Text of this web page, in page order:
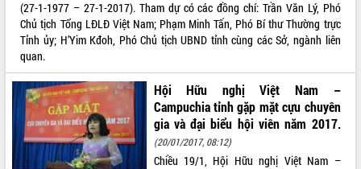
Phát động chiến dịch 30 ngày đêm
giải phóng mặt bằng Tuyến đường bộ
ven biển
Đắk Lắk nỗ lực thúc đẩy tăng trưởng
kinh tế từ 10% trở lên trong Quý
II/2026
Đắk Lắk ký kết thỏa thuận hợp tác về
chuyển đổi số giai đoạn 2026 – 2030
với Tập đoàn Bưu chính Viễn thông
Việt Nam
(27-1-1977 – 27-1-2017). Tham dự có các đồng chí: Trần Văn Lý, Phó
Chủ tịch Tổng LĐLĐ Việt Nam; Phạm Minh Tấn, Phó Bí thư Thường trực
Tỉnh ủy; H’Yim Kđoh, Phó Chủ tịch UBND tỉnh cùng các Sở, ngành liên
quan.
Hội Hữu nghị Việt Nam –
Campuchia tỉnh gặp mặt cựu chuyên
gia và đại biểu hội viên năm 2017.
(20/01/2017, 08:12)
Chiều 19/1, Hội Hữu nghị Việt Nam –